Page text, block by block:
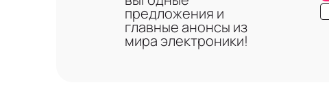
предложения и
главные анонсы из
мира электроники!